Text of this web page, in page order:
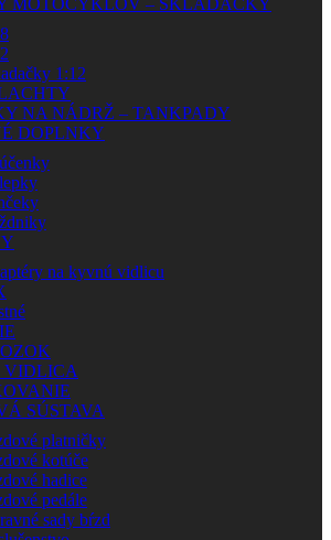
MOTOCYKLOV – SKLADAČKY
1:12
NA NÁDRŽ – TANKPADY
DOPLNKY
na kyvnú vidlicu
SÚSTAVA
platničky
kotúče
hadice
pedále
sady bŕzd